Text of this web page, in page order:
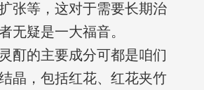
张等，这对于需要长期治
无疑是一大福音。
酊的主要成分可都是咱们
晶，包括红花、红花夹竹